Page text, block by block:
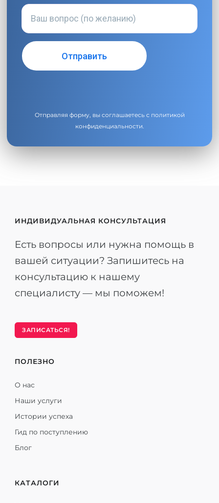
Отправляя форму, вы соглашаетесь с политикой
конфиденциальности.
ИНДИВИДУАЛЬНАЯ КОНСУЛЬТАЦИЯ
Есть вопросы или нужна помощь в
вашей ситуации? Запишитесь на
консультацию к нашему
специалисту — мы поможем!
ЗАПИСАТЬСЯ!
ПОЛЕЗНО
О нас
Наши услуги
Истории успеха
Гид по поступлению
Блог
КАТАЛОГИ